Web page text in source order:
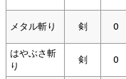
メタル斬り 剣 0
はやぶさ斬
り
剣 0